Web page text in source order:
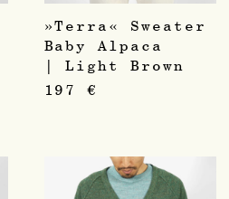
»Terra« Sweater
Baby Alpaca
| Light Brown
197€